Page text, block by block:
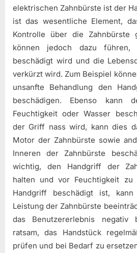
elektrischen Zahnbürste ist der
ist das wesentliche Element,
Kontrolle über die Zahnbürste
können jedoch dazu führen,
beschädigt wird und die
verkürzt wird. Zum Beispiel
unsanfte Behandlung den
beschädigen. Ebenso kann
Feuchtigkeit oder Wasser
der Griff nass wird, kann dies
Motor der Zahnbürste sowie
Inneren der Zahnbürste
wichtig, den Handgriff der
halten und vor Feuchtigkeit zu
Handgriff beschädigt ist,
Leistung der Zahnbürste
das Benutzererlebnis negativ
ratsam, das Handstück
prüfen und bei Bedarf zu